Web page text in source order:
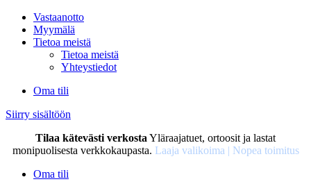
Vastaanotto
Myymälä
Tietoa meistä
Tietoa meistä
Yhteystiedot
Oma tili
Siirry sisältöön
Tilaa kätevästi verkosta Yläraajatuet, ortoosit ja lastat
monipuolisesta verkkokaupasta. Laaja valikoima | Nopea toimitus
Oma tili